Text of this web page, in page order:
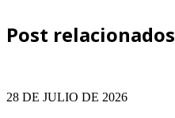
Post relacionados
28 DE JULIO DE 2026